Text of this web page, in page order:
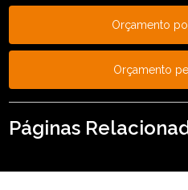
Orçamento
Orçamento
Páginas